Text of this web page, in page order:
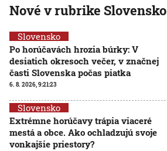
Nové v rubrike Slovensko
Slovensko
Po horúčavách hrozia búrky: V
desiatich okresoch večer, v značnej
časti Slovenska počas piatka
6. 8. 2026, 9:21:23
Slovensko
Extrémne horúčavy trápia viaceré
mestá a obce. Ako ochladzujú svoje
vonkajšie priestory?